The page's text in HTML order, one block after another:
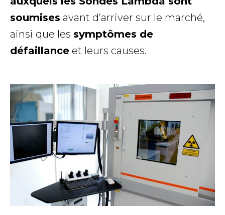
soumises avant d’arriver sur le marché,
ainsi que les symptômes de
défaillance et leurs causes.